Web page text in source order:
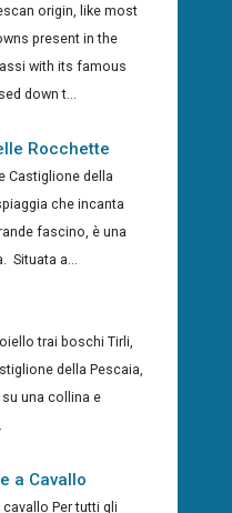
origin, like most
present in the
with its famous
down t...
Rocchette
Castiglione della
che incanta
fascino, è una
Situata a...
trai boschi Tirli,
della Pescaia,
una collina e
a Cavallo
Per tutti gli